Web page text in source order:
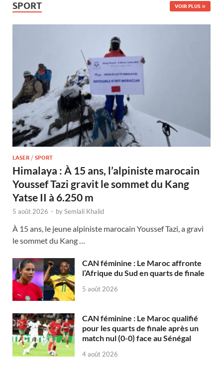
SPORT VOIR PLUS
LASER / SPORT
Himalaya : À 15 ans, l’alpiniste marocain
Youssef Tazi gravit le sommet du Kang
Yatse II à 6.250 m
5 août 2026 - bySemlali Khalid
À 15 ans, le jeune alpiniste marocain Youssef Tazi, a gravi
le sommet du Kang …
CAN féminine : Le Maroc affronte
l’Afrique du Sud en quarts de finale
5 août 2026
CAN féminine : Le Maroc qualifié
pour les quarts de finale après un
match nul (0-0) face au Sénégal
4 août 2026